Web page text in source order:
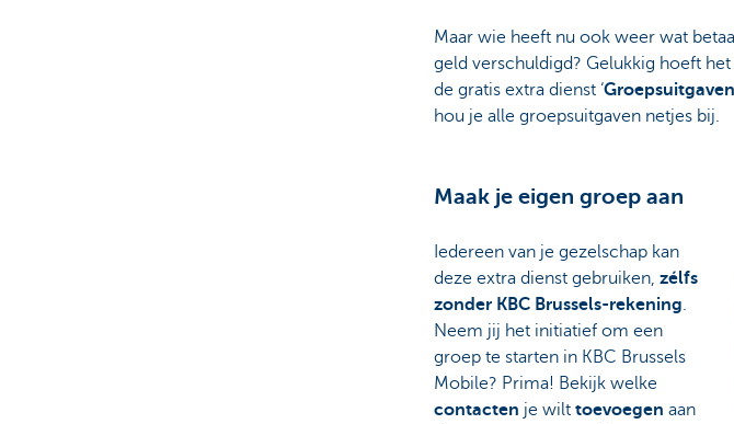
Maar wie heeft nu ook weer wat
geld verschuldigd? Gelukkig hoeft
de gratis extra dienst ‘
hou je alle groepsuitgaven netjes bij.
Maak je eigen groep aan
Iedereen van je gezelschap kan
deze extra dienst gebruiken, zélfs
zonder KBC Brussels-rekening.
Neem jij het initiatief om een
groep te starten in KBC Brussels
Mobile? Prima! Bekijk welke
contacten je wilt toevoegen aan